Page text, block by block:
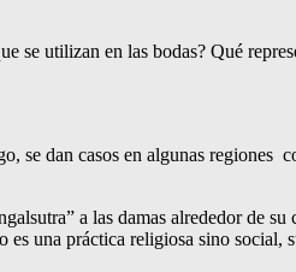
se utilizan en las bodas? Qué
se dan casos en algunas regiones
a las damas alrededor de
una práctica religiosa sino social,